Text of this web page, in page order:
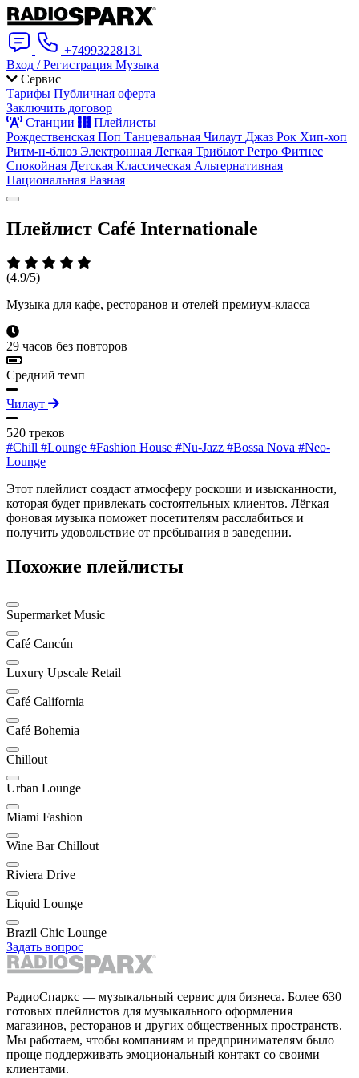
+74993228131
Вход / Регистрация Музыка
Сервис
Тарифы Публичная оферта
Заключить договор
Станции
Плейлисты
Рождественская Поп Танцевальная Чилаут Джаз Рок Хип-хоп
Ритм-н-блюз Электронная Легкая Трибьют Ретро Фитнес
Спокойная Детская Классическая Альтернативная
Национальная Разная
Плейлист Café Internationale
(4.9/5)
Музыка для кафе, ресторанов и отелей премиум-класса
29 часов без повторов
Средний темп
Чилаут
520 треков
#Chill #Lounge #Fashion House #Nu-Jazz #Bossa Nova #Neo-
Lounge
Этот плейлист создаст атмосферу роскоши и изысканности,
которая будет привлекать состоятельных клиентов. Лёгкая
фоновая музыка поможет посетителям расслабиться и
получить удовольствие от пребывания в заведении.
Похожие плейлисты
Supermarket Music
Café Cancún
Luxury Upscale Retail
Café California
Café Bohemia
Chillout
Urban Lounge
Miami Fashion
Wine Bar Chillout
Riviera Drive
Liquid Lounge
Brazil Chic Lounge
Задать вопрос
РадиоСпаркс — музыкальный сервис для бизнеса. Более 630
готовых плейлистов для музыкального оформления
магазинов, ресторанов и других общественных пространств.
Мы работаем, чтобы компаниям и предпринимателям было
проще поддерживать эмоциональный контакт со своими
клиентами.